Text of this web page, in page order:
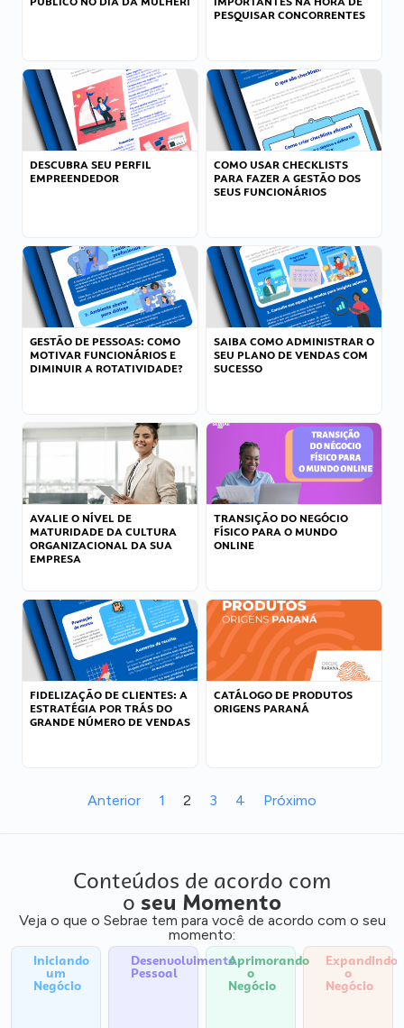
PESQUISAR CONCORRENTES
DESCUBRA SEU PERFIL
EMPREENDEDOR
COMO USAR CHECKLISTS
PARA FAZER A GESTÃO DOS
SEUS FUNCIONÁRIOS
GESTÃO DE PESSOAS: COMO
MOTIVAR FUNCIONÁRIOS E
DIMINUIR A ROTATIVIDADE?
SAIBA COMO ADMINISTRAR O
SEU PLANO DE VENDAS COM
SUCESSO
AVALIE O NÍVEL DE
MATURIDADE DA CULTURA
ORGANIZACIONAL DA SUA
EMPRESA
TRANSIÇÃO DO NEGÓCIO
FÍSICO PARA O MUNDO
ONLINE
FIDELIZAÇÃO DE CLIENTES: A
ESTRATÉGIA POR TRÁS DO
GRANDE NÚMERO DE VENDAS
CATÁLOGO DE PRODUTOS
ORIGENS PARANÁ
Anterior 1 2 3 4 Próximo
Conteúdos de acordo com
o seu Momento
Veja o que o Sebrae tem para você de acordo com o seu
momento:
Iniciando
um
Negócio
Desenvolvimento
Pessoal
Aprimorando
o
Negócio
Expandindo
o
Negócio